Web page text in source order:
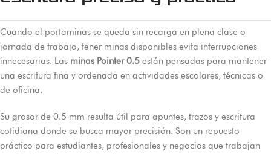
Cuando el portaminas se queda sin recarga en plena clase o
jornada de trabajo, tener minas disponibles evita interrupciones
innecesarias. Las minas Pointer 0.5 están pensadas para mantener
una escritura fina y ordenada en actividades escolares, técnicas o
de oficina.
Su grosor de 0.5 mm resulta útil para apuntes, trazos y escritura
cotidiana donde se busca mayor precisión. Son un repuesto
práctico para estudiantes, profesionales y negocios que trabajan